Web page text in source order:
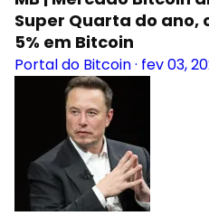
Super Quarta do ano,
5% em Bitcoin
Portal do Bitcoin· fev 03,